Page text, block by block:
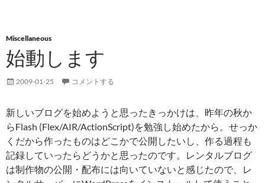
Miscellaneous
始動します
2009-01-25 コメントする
新しいブログを始めようと思ったきっかけは、昨年の秋か
らFlash (Flex/AIR/ActionScript)を勉強し始めたから。せっか
くだから作ったものはどこかで公開したいし、作る過程も
記録していったらどうかと思ったのです。レンタルブログ
は制作物の公開・配布には向いていないと感じたので、レ